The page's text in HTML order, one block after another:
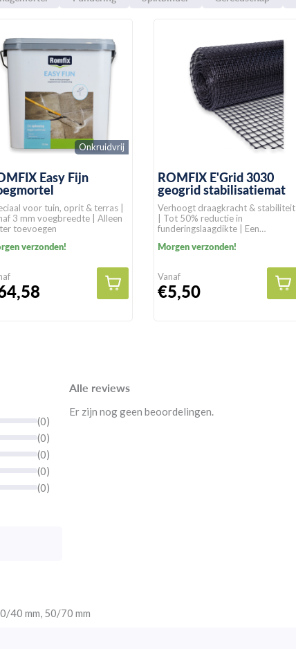
Onkruidvrij
Easy Fijn
voor tuin, oprit & terras |
3 mm voegbreedte | Alleen
toevoegen
verzonden!
ROMFIX E'Grid 3030
geogrid stabilisatiemat
Verhoogt draagkracht & stabiliteit
| Tot 50% reductie in
funderingslaagdikte | Een
natuurlijke gronden
Morgen verzonden!
Vanaf
€5,50
(0)
(0)
(0)
(0)
(0)
Alle reviews
Er zijn nog geen beoordelingen.
40 mm, 50/70 mm